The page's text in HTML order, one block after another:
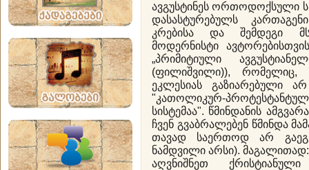
ავგუსტინეს ორთოდოქსული
დასასტურებულს
კრებისა და შემდეგი
მოდერნისტი
„პრიმიტიული
(ფილიშვილი)), რომელიც,
ეკლესიას გაზიარებული
"კათოლიკურ-
სისტემაა". წმინდანის
ჩვენ გვაბრალებენ წმინდა
თავად საერთოდ არ
ნამდვილი არსი).
აღვნიშნეთ